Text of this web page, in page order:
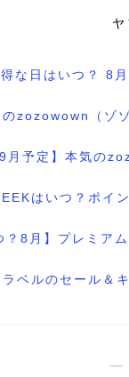
得な日はいつ？ 8
zozowown（ゾ
月予定】本気の
はいつ？ポイ
？8月】プレミア
ベルのセール＆
―